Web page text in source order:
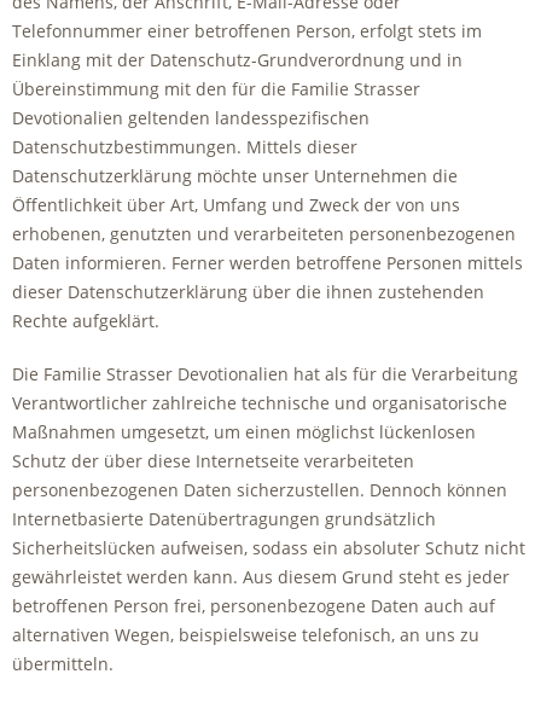
Telefonnummer einer betroffenen Person, erfolgt stets im
Einklang mit der Datenschutz-Grundverordnung und in
Übereinstimmung mit den für die Familie Strasser
Devotionalien geltenden landesspezifischen
Datenschutzbestimmungen. Mittels dieser
Datenschutzerklärung möchte unser Unternehmen die
Öffentlichkeit über Art, Umfang und Zweck der von uns
erhobenen, genutzten und verarbeiteten personenbezogenen
Daten informieren. Ferner werden betroffene Personen mittels
dieser Datenschutzerklärung über die ihnen zustehenden
Rechte aufgeklärt.
Die Familie Strasser Devotionalien hat als für die Verarbeitung
Verantwortlicher zahlreiche technische und organisatorische
Maßnahmen umgesetzt, um einen möglichst lückenlosen
Schutz der über diese Internetseite verarbeiteten
personenbezogenen Daten sicherzustellen. Dennoch können
Internetbasierte Datenübertragungen grundsätzlich
Sicherheitslücken aufweisen, sodass ein absoluter Schutz nicht
gewährleistet werden kann. Aus diesem Grund steht es jeder
betroffenen Person frei, personenbezogene Daten auch auf
alternativen Wegen, beispielsweise telefonisch, an uns zu
übermitteln.